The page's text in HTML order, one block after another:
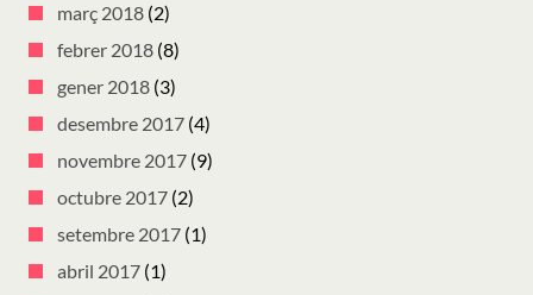
març 2018 (2)
febrer 2018 (8)
gener 2018 (3)
desembre 2017 (4)
novembre 2017 (9)
octubre 2017 (2)
setembre 2017 (1)
abril 2017 (1)